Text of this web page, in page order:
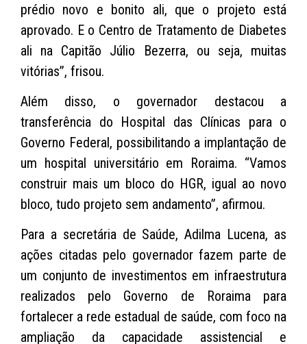
prédio novo e bonito ali, que o projeto está
aprovado. E o Centro de Tratamento de Diabetes
ali na Capitão Júlio Bezerra, ou seja, muitas
vitórias”, frisou.
Além disso, o governador destacou a
transferência do Hospital das Clínicas para o
Governo Federal, possibilitando a implantação de
um hospital universitário em Roraima. “Vamos
construir mais um bloco do HGR, igual ao novo
bloco, tudo projeto sem andamento”, afirmou.
Para a secretária de Saúde, Adilma Lucena, as
ações citadas pelo governador fazem parte de
um conjunto de investimentos em infraestrutura
realizados pelo Governo de Roraima para
fortalecer a rede estadual de saúde, com foco na
ampliação da capacidade assistencial e